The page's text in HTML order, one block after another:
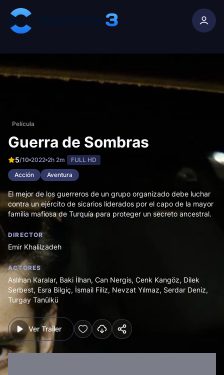
Película
Guerra de Sombras
5/10 2022 2h 2m
FULL HD
Acción
Aventura
El mejor de los guerreros de un grupo organizado debe luchar
contra un ejército de sicarios liderados por el capo de la mayor
familia mafiosa de Turquía para proteger un secreto ancestral.
DIRECTOR
Emir Khalilzadeh
ACTORES
Aslıhan Karalar, Baki İlhan, Can Nergis, Cenk Kangöz, Dilek
Serbest, Esra Bilgiç, İsmail Filiz, Nevzat Yılmaz, Serdar Deniz,
Turgay Tanülkü
Ver Trailer